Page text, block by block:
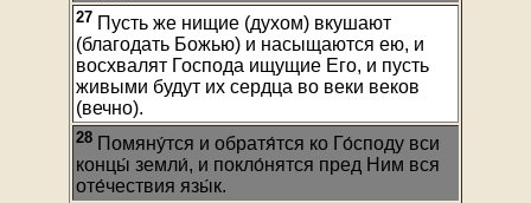
27 Пусть же нищие (духом) вкушают
(благодать Божью) и насыщаются ею, и
восхвалят Господа ищущие Его, и пусть
живыми будут их сердца во веки веков
(вечно).
28 Помяну́тся и обратя́тся ко Го́споду вси
концы́ земли́, и покло́нятся пред Ним вся
оте́чествия язы́к.